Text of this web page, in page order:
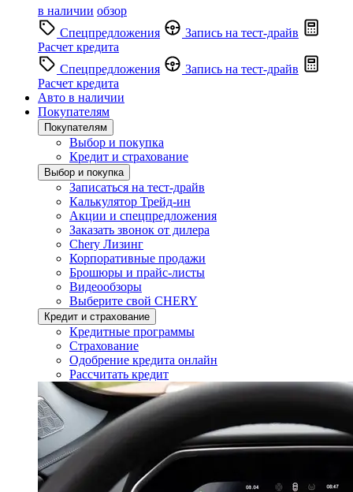
в наличии обзор
Спецпредложения
Запись на тест-драйв
Расчет кредита
Спецпредложения
Запись на тест-драйв
Расчет кредита
Авто в наличии
Покупателям
Покупателям
Выбор и покупка
Кредит и страхование
Выбор и покупка
Записаться на тест-драйв
Калькулятор Трейд-ин
Акции и спецпредложения
Заказать звонок от дилера
Chery Лизинг
Корпоративные продажи
Брошюры и прайс-листы
Видеообзоры
Выберите свой CHERY
Кредит и страхование
Кредитные программы
Страхование
Одобрение кредита онлайн
Рассчитать кредит